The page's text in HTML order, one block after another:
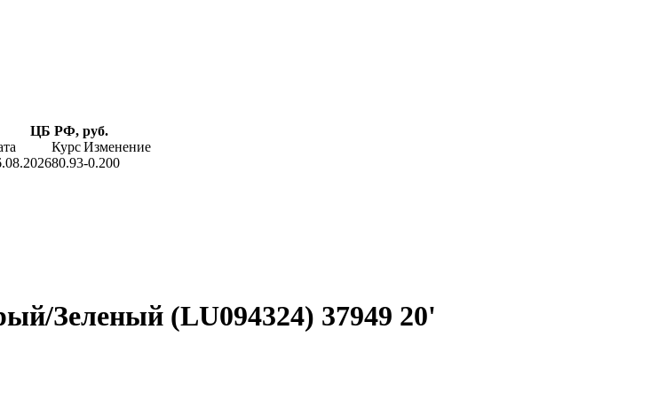
ЦБ РФ, руб.
КурсИзменение
80.93-0.200
Зеленый (LU094324) 37949 20'